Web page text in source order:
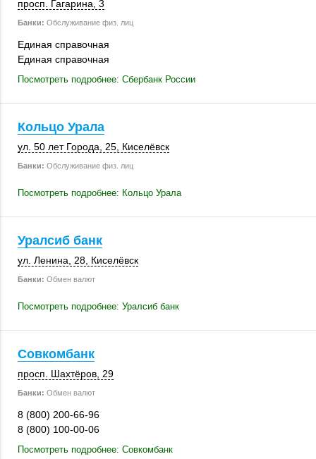
просп. Гагарина, 3
Банки: Обслуживание физ. лиц
Единая справочная
Единая справочная
Посмотреть подробнее: Сбербанк России
Кольцо Урала
ул. 50 лет Города, 25, Киселёвск
Банки: Обслуживание физ. лиц
Посмотреть подробнее: Кольцо Урала
Уралсиб банк
ул. Ленина, 28 Киселёвск
Банки: Обмен валют
Посмотреть подробнее: Уралсиб банк
Совкомбанк
просп. Шахтёров, 29
Банки: Обмен валют
8 (800) 200-66-96
8 (800) 100-00-06
Посмотреть подробнее: Совкомбанк